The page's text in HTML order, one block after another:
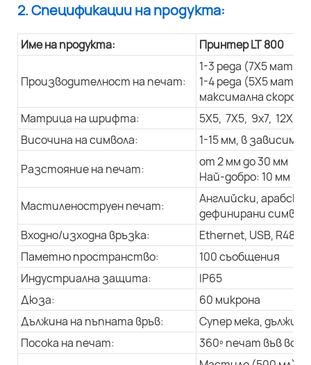
2. Спецификации на продукта:
Име на продукта: Принтер LT 800
Производителност на печат:
1-3 реда (7X5
1-4 реда (5X5
максимална
Матрица на шрифта:
5X5, 7X5, 9x7, 12X9,
Височина на символа:
1-15 мм, в
Разстояние на печат:
от 2 мм до 30 мм
Най-добро: 10 мм
Мастиленоструен печат:
Английски,
дефинирани
Входно/изходна връзка:
Ethernet, USB, R485
Паметно пространство:
100 съобщения
Индустриална защита:
IP65
Дюза:
60 микрона
Дължина на пъпната връв:
Супер мека,
Посока на печат:
360º печат във